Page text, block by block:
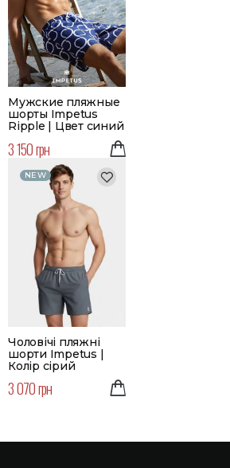
Мужские пляжные
шорты Impetus
Ripple | Цвет синий
3 150 грн
NEW
Чоловічі пляжні
шорти Impetus |
Колір сірий
3 070 грн